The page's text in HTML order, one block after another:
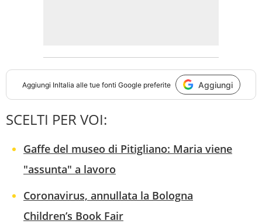
Aggiungi InItalia alle tue fonti Google preferite Aggiungi
SCELTI PER VOI:
Gaffe del museo di Pitigliano: Maria viene
"assunta" a lavoro
Coronavirus, annullata la Bologna
Children’s Book Fair